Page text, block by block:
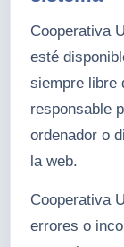
Cooperativa
esté
siempre libre
responsable
ordenador o
la web.
Cooperativa
errores o